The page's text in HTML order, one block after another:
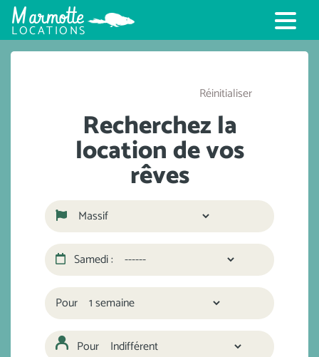
Marmotte
LOCATIONS
Réinitialiser
Recherchez la
location de vos
rêves
Samedi :
Pour
Pour